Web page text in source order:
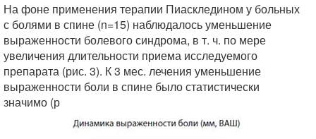
На фоне применения терапии Пиаскледином у больных
с болями в спине (n=15) наблюдалось уменьшение
выраженности болевого синдрома, в т. ч. по мере
увеличения длительности приема исследуемого
препарата (рис. 3). К 3 мес. лечения уменьшение
выраженности боли в спине было статистически
значимо (р